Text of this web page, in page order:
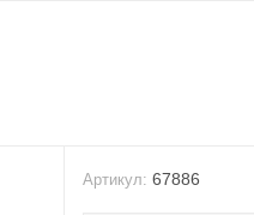
Артикул: 67886